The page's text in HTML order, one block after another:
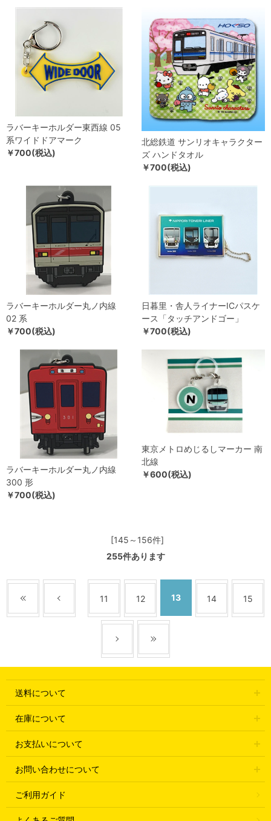
ラバーキーホルダー東西線 05
系ワイドドアマーク
￥700(税込)
北総鉄道 サンリオキャラクター
ズ ハンドタオル
￥700(税込)
ラバーキーホルダー丸ノ内線
02 系
￥700(税込)
日暮里・舎人ライナーICパスケ
ース「タッチアンドゴー」
￥700(税込)
ラバーキーホルダー丸ノ内線
300 形
￥700(税込)
東京メトロめじるしマーカー 南
北線
￥600(税込)
[145～156件]
255件あります
11 12 13 14 15
送料について
在庫について
お支払いについて
お問い合わせについて
ご利用ガイド